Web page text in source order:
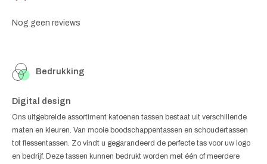
Nog geen reviews
Bedrukking
Digital design
Ons uitgebreide assortiment katoenen tassen bestaat uit verschillende
maten en kleuren. Van mooie boodschappentassen en schoudertassen
tot flessentassen. Zo vindt u gegarandeerd de perfecte tas voor uw logo
en bedrijf. Deze tassen kunnen bedrukt worden met één of meerdere